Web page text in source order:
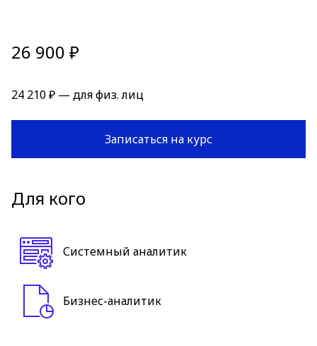
26 900 ₽
24 210 ₽ — для физ. лиц
Записаться на курс
Для кого
Системный аналитик
Бизнес-аналитик